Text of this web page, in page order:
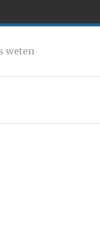
weten